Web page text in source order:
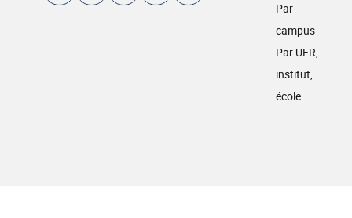
Par
campus
Par UFR,
institut,
école